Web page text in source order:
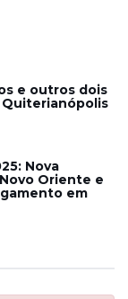
e outros dois
Nova
Oriente e
em